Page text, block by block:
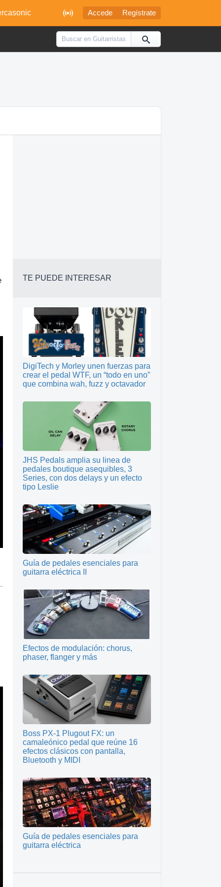
 Accede Regístrate
TE PUEDE INTERESAR
DigiTech y Morley unen fuerzas para
crear el pedal WTF, un “todo en uno”
que combina wah, fuzz y octavador
JHS Pedals amplia su linea de
pedales boutique asequibles, 3
Series, con dos delays y un efecto
tipo Leslie
Guía de pedales esenciales para
guitarra eléctrica II
Efectos de modulación: chorus,
phaser, flanger y más
Boss PX-1 Plugout FX: un
camaleónico pedal que reúne 16
efectos clásicos con pantalla,
Bluetooth y MIDI
Guía de pedales esenciales para
guitarra eléctrica